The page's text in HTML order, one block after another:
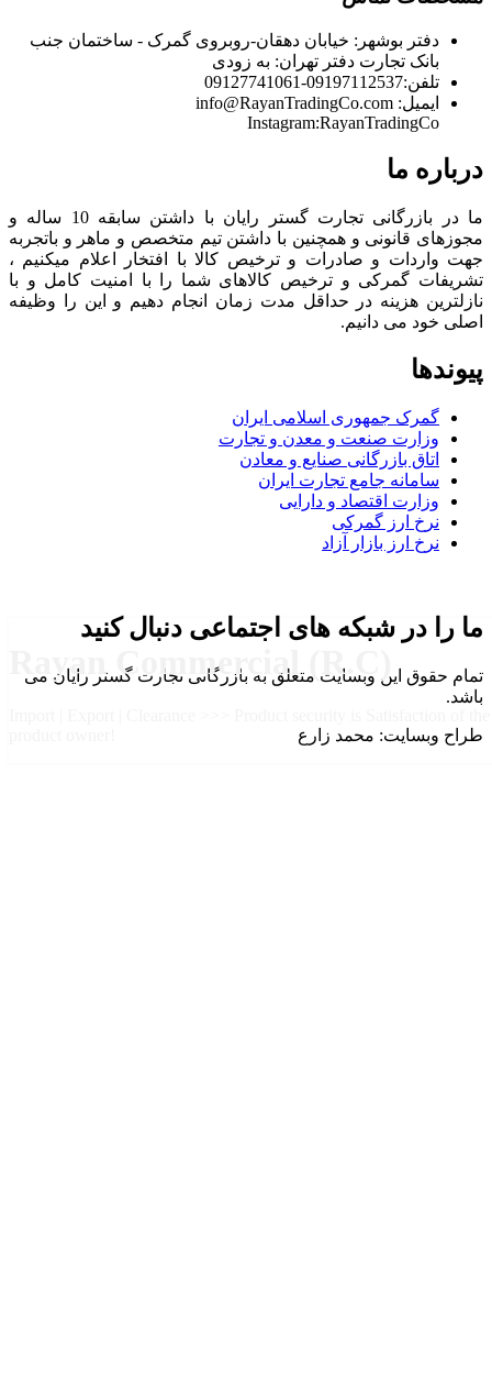
Rayan Commercial (R.C)
دفتر بوشهر: خیابان دهقان-روبروی گمرک - ساختمان جنب
بانک تجارت دفتر تهران: به زودی
تلفن:09197112537-09127741061
ایمیل: info@RayanTradingCo.com
Instagram:RayanTradingCo
درباره ما
ما در بازرگانی تجارت گستر رایان با داشتن سابقه 10 ساله و
مجوزهای قانونی و همچنین با داشتن تیم متخصص و ماهر و باتجربه
جهت واردات و صادرات و ترخیص کالا با افتخار اعلام میکنیم ،
تشریفات گمرکی و ترخیص کالاهای شما را با امنیت کامل و با
نازلترین هزینه در حداقل مدت زمان انجام دهیم و این را وظیفه
اصلی خود می دانیم.
پیوندها
گمرک جمهوری اسلامی ایران
وزارت صنعت و معدن و تجارت
اتاق بازرگانی صنایع و معادن
سامانه جامع تجارت ایران
وزارت اقتصاد و دارایی
نرخ ارز گمرکی
نرخ ارز بازار آزاد
ما را در شبکه های اجتماعی دنبال کنید
تمام حقوق این وبسایت متعلق به بازرگانی تجارت گستر رایان می
باشد.
طراح وبسایت: محمد زارع